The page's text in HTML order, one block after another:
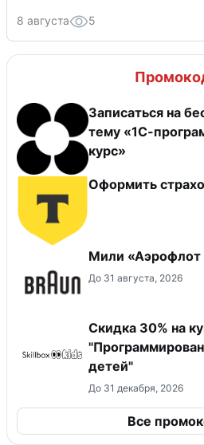
8 августа 5
Записаться на
тему «1С-
курс»
Оформить
Мили «Аэрофлот
До 31 августа, 2026
Скидка 30% на
детей"
До 31 декабря, 2026
Все